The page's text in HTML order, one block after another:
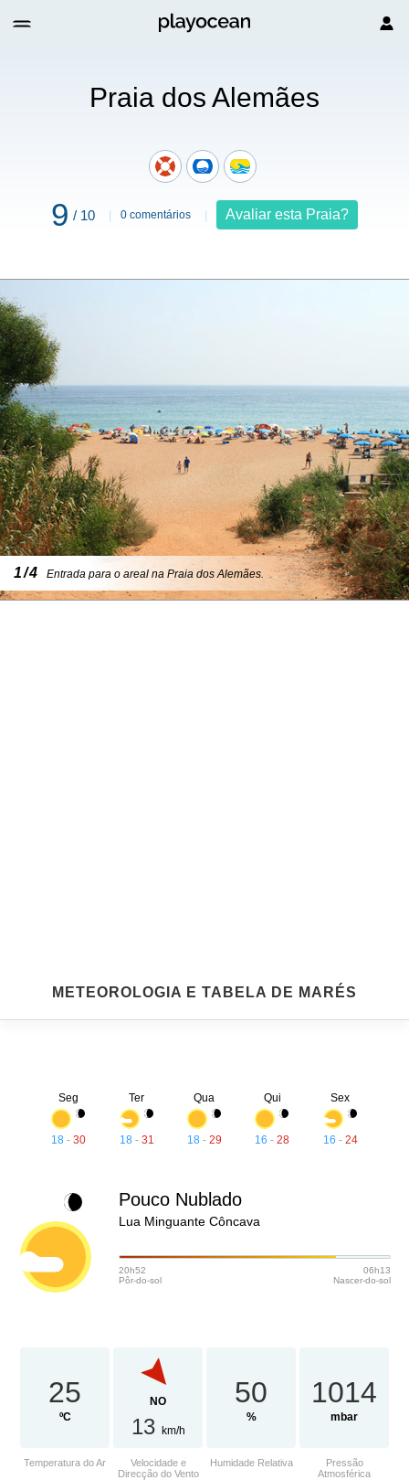
Praia dos Alemães
9 / 10 0 comentários Avaliar esta Praia?
1/4 Entrada para o areal na Praia dos Alemães.
METEOROLOGIA E TABELA DE MARÉS
Lua Minguante Côncava
Pouco Nublado
20h52
Pôr-do-sol
06h13
Nascer-do-sol
Seg
18 -30
Ter
18- 31
Qua
18- 29
Qui
16 -28
Sex
16 - 24
25
ºC
Temperatura do Ar
NO
13 km/h
Velocidade e
Direcção do Vento
50
%
Humidade Relativa
1014
mbar
Pressão
Atmosférica